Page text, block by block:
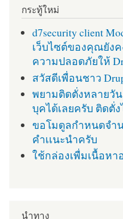
กระทู้ใหม่
d7security client
เว็บไซต์ของคุณยังค
ความปลอดภัยให้
สวัสดีเพื่อนชาว
พยามติดตั่งหลายวัน
บุคได้เลยครับ ติดตั่
ขอโมดูลกำหนดจำ
คำเเนะนำครับ
ใช้กล่องเพื่มเนื้อห
นำทาง